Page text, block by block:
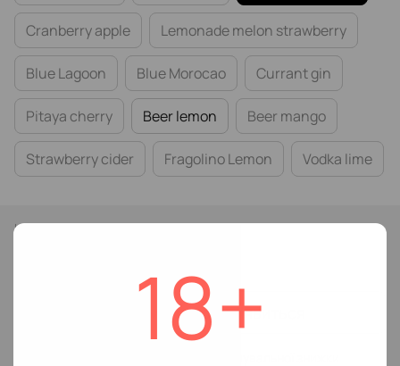
18+
Cranberry apple Lemonade melon strawberry
Blue Lagoon Blue Morocao Currant gin
Pitaya cherry Beer lemon Beer mango
Strawberry cider Fragolino Lemon Vodka lime
Немає в наявності
Повідомити, коли з'явиться